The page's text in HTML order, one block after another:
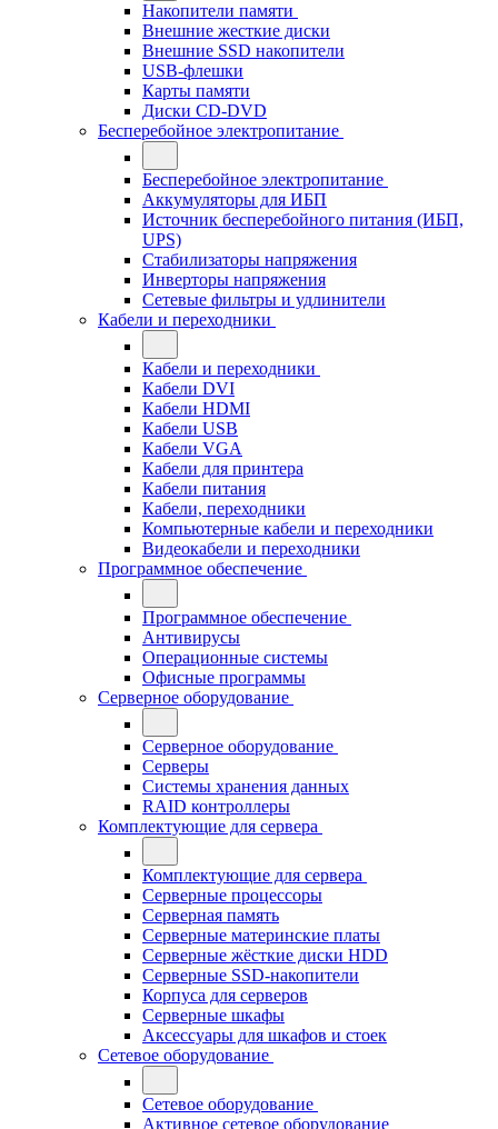
Накопители памяти
Внешние жесткие диски
Внешние SSD накопители
USB-флешки
Карты памяти
Диски CD-DVD
Бесперебойное электропитание
Бесперебойное электропитание
Аккумуляторы для ИБП
Источник бесперебойного питания (ИБП,
UPS)
Стабилизаторы напряжения
Инверторы напряжения
Сетевые фильтры и удлинители
Кабели и переходники
Кабели и переходники
Кабели DVI
Кабели HDMI
Кабели USB
Кабели VGA
Кабели для принтера
Кабели питания
Кабели, переходники
Компьютерные кабели и переходники
Видеокабели и переходники
Программное обеспечение
Программное обеспечение
Антивирусы
Операционные системы
Офисные программы
Серверное оборудование
Серверное оборудование
Серверы
Системы хранения данных
RAID контроллеры
Комплектующие для сервера
Комплектующие для сервера
Серверные процессоры
Серверная память
Серверные материнские платы
Серверные жёсткие диски HDD
Серверные SSD-накопители
Корпуса для серверов
Серверные шкафы
Аксессуары для шкафов и стоек
Сетевое оборудование
Сетевое оборудование
Активное сетевое оборудование